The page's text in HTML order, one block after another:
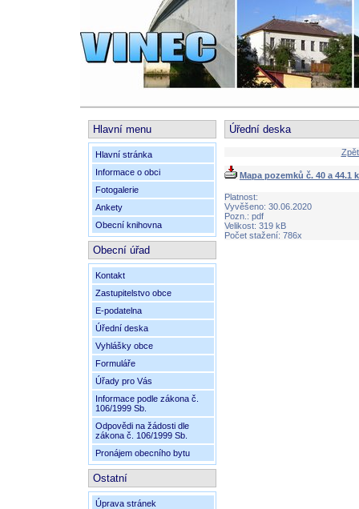
Hlavní menu
Hlavní stránka
Informace o obci
Fotogalerie
Ankety
Obecní knihovna
Obecní úřad
Kontakt
Zastupitelstvo obce
E-podatelna
Úřední deska
Vyhlášky obce
Formuláře
Úřady pro Vás
Informace podle zákona č.
106/1999 Sb.
Odpovědi na žádosti dle
zákona č. 106/1999 Sb.
Pronájem obecního bytu
Ostatní
Úprava stránek
Úřední deska
Mapa pozemků č. 40 a 44.1
Platnost:
Vyvěšeno: 30.06.2020
Pozn.: pdf
Velikost: 319 kB
Počet stažení: 786x